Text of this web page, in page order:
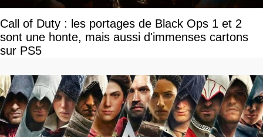
Call of Duty : les portages de Black Ops 1 et 2
sont une honte, mais aussi d'immenses cartons
sur PS5